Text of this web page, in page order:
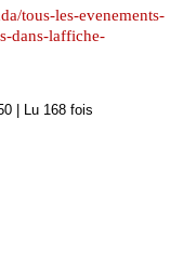
tous-les-evenements-
dans-laffiche-
| Lu 168 fois